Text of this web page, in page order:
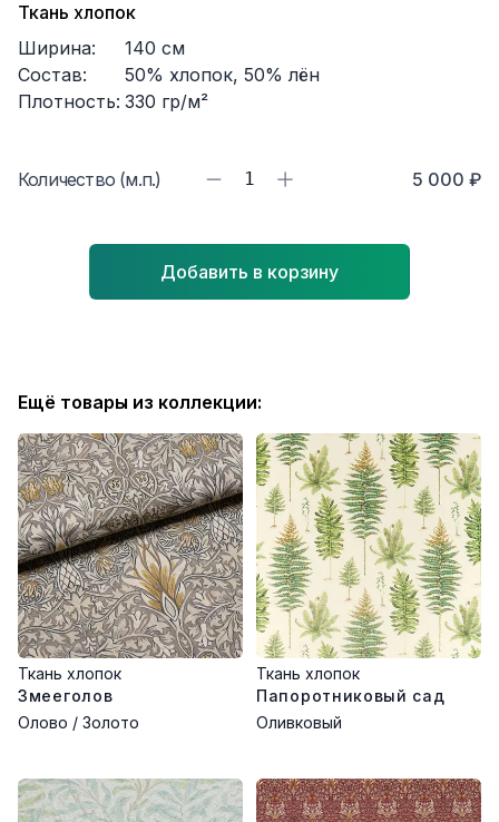
Ткань хлопок
Ширина:
140 см
Состав:
50% хлопок, 50% лён
Плотность: 330 гр/м²
Количество (м.п.) 1 5 000 ₽
Добавить в корзину
Ещё товары из коллекции:
Ткань хлопок
Змееголов
Олово / Золото
Ткань хлопок
Папоротниковый сад
Оливковый